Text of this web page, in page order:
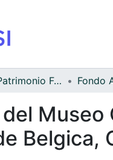
Archivo del Patrimonio Fotográfico y Fílmico del Valle del Cauca
Museo
Belgica,